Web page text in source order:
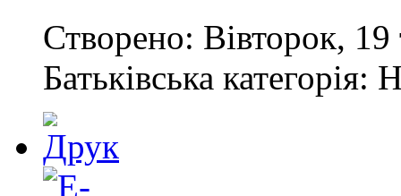
Створено: Вівторок,
Батьківська категорія: